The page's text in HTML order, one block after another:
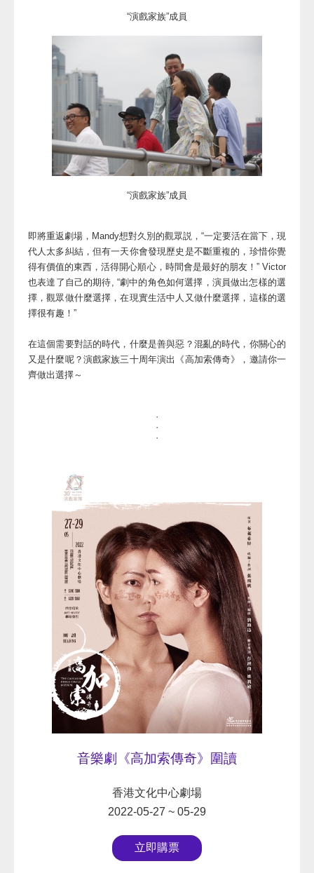
“演戲家族”成員
“演戲家族”成員
即將重返劇場，Mandy想對久別的觀眾説，“一定要活在當下，現
代人太多糾結，但有一天你會發現歷史是不斷重複的，珍惜你覺
得有價值的東西，活得開心順心，時間會是最好的朋友！” Victor
也表達了自己的期待, “劇中的角色如何選擇，演員做出怎樣的選
擇，觀眾做什麼選擇，在現實生活中人又做什麼選擇，這樣的選
擇很有趣！”
在這個需要對話的時代，什麼是善與惡？混亂的時代，你關心的
又是什麼呢？演戲家族三十周年演出《高加索傳奇》，邀請你一
齊做出選擇～
·
·
·
音樂劇《高加索傳奇》圍讀
香港文化中心劇場
2022-05-27 ~ 05-29
立即購票